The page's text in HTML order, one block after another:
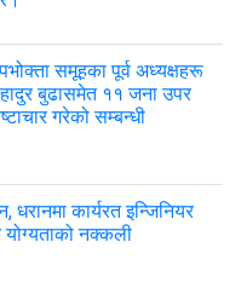
समूहका पूर्व अध्यक्षहरू
बुढासमेत ११ जना उपर
गरेको सम्बन्धी
धरानमा कार्यरत इन्जिनियर
नक्कली